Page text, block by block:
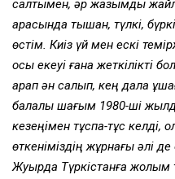
салтымен, әр жазымды
арасында тышқан, түлкі,
өстім. Киіз үй мен ескі
осы екеуі ғана жеткілікті
қарап ән салып, кең дала
балалық шағым 1980-ші
кезеңімен тұспа-тұс келді,
өткеніміздің жұрнағы әлі де
Жуырда Түркістанға жолым